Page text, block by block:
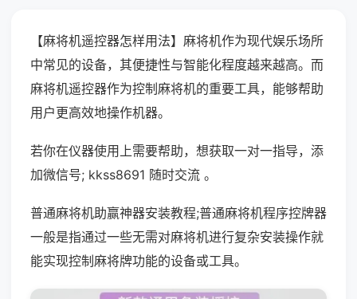
【麻将机遥控器怎样用法】麻将机作为现代娱乐场所
中常见的设备，其便捷性与智能化程度越来越高。而
麻将机遥控器作为控制麻将机的重要工具，能够帮助
用户更高效地操作机器。
若你在仪器使用上需要帮助，想获取一对一指导，添
加微信号; kkss8691 随时交流 。
普通麻将机助赢神器安装教程;普通麻将机程序控牌器
一般是指通过一些无需对麻将机进行复杂安装操作就
能实现控制麻将牌功能的设备或工具。